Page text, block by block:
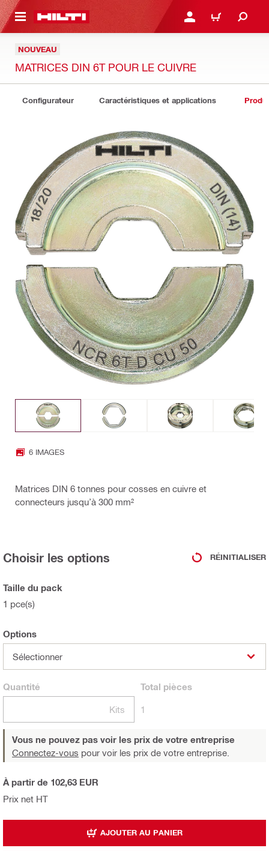
CONTENT CONNEXION OU
PANIER
NOUVEAU
MATRICES DIN 6T POUR LE CUIVRE
Configurateur Caractéristiques et applications
6 IMAGES
Matrices DIN 6 tonnes pour cosses en cuivre et
connecteurs jusqu’à 300 mm²
Choisir les options RÉINITIALISER
Taille du pack
1 pce(s)
Options
Sélectionner
Quantité
Kits
Total pièces
1
Vous ne pouvez pas voir les prix de votre entreprise
Connectez-vous pour voir les prix de votre entreprise.
Prix net HT
À partir de 102,63 EUR
AJOUTER AU PANIER